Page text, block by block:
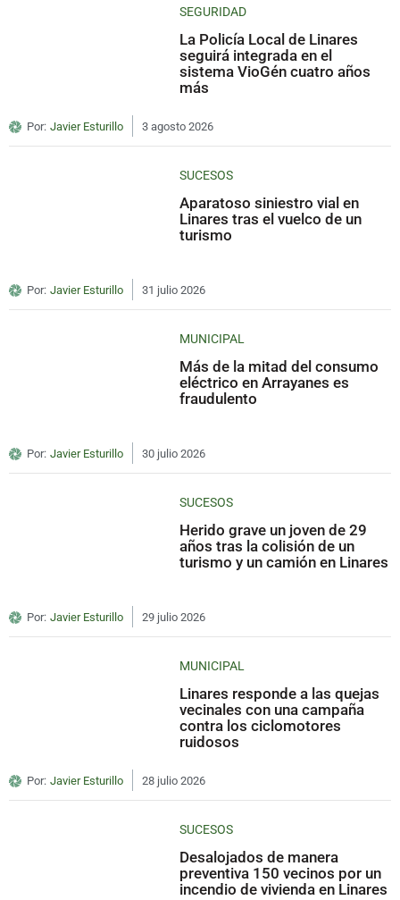
SEGURIDAD
La Policía Local de Linares
seguirá integrada en el
sistema VioGén cuatro años
más
Por: Javier Esturillo 3 agosto 2026
SUCESOS
Aparatoso siniestro vial en
Linares tras el vuelco de un
turismo
Por: Javier Esturillo 31 julio 2026
MUNICIPAL
Más de la mitad del consumo
eléctrico en Arrayanes es
fraudulento
Por: Javier Esturillo 30 julio 2026
SUCESOS
Herido grave un joven de 29
años tras la colisión de un
turismo y un camión en Linares
Por: Javier Esturillo 29 julio 2026
MUNICIPAL
Linares responde a las quejas
vecinales con una campaña
contra los ciclomotores
ruidosos
Por: Javier Esturillo 28 julio 2026
SUCESOS
Desalojados de manera
preventiva 150 vecinos por un
incendio de vivienda en Linares